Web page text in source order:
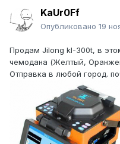
KaUr0Ff
Опубликовано 19
Продам Jilong kl-300t, в
чемодана (Желтый,
Отправка в любой город.